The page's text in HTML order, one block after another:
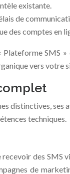
existante.
de
des comptes en
SMS
vers votre
distinctives, ses
techniques.
des SMS
de